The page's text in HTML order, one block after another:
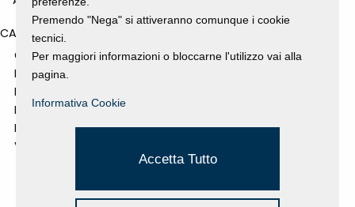
CATEGORIES
GALLERY
MOSTRE E EVENTI
NEWS
PROGETTI SOSTENUTI
RASSEGNA STAMPA
VIDEO
Premendo "Nega" si attiveranno comunque i cookie
tecnici.
Per maggiori informazioni o bloccarne l'utilizzo vai alla
pagina.
Informativa Cookie
Accetta Tutto